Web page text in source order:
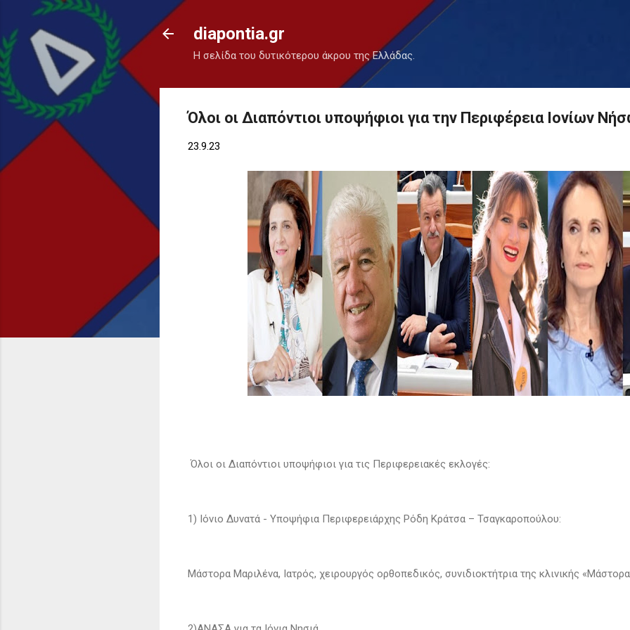
Μετάβαση στο κύριο περιεχόμενο
diapontia.gr
Η σελίδα του δυτικότερου άκρου της Ελλάδας.
Όλοι οι Διαπόντιοι υποψήφιοι για την Περιφέρεια Ιονίων
23.9.23
Όλoι οι Διαπόντιοι υποψήφιοι για τις Περιφερειακές εκλογές:
1) Ιόνιο Δυνατά - Υποψήφια Περιφερειάρχης Ρόδη Κράτσα – Τσαγκαροπούλου:
Μάστορα Μαριλένα, Ιατρός, χειρουργός ορθοπεδικός, συνιδιοκτήτρια της κλινικής